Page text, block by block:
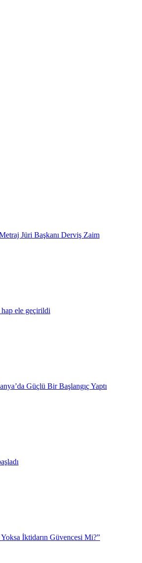
Jüri Başkanı Derviş Zaim
ele geçirildi
Güçlü Bir Başlangıç Yaptı
İktidarın Güvencesi Mi?”